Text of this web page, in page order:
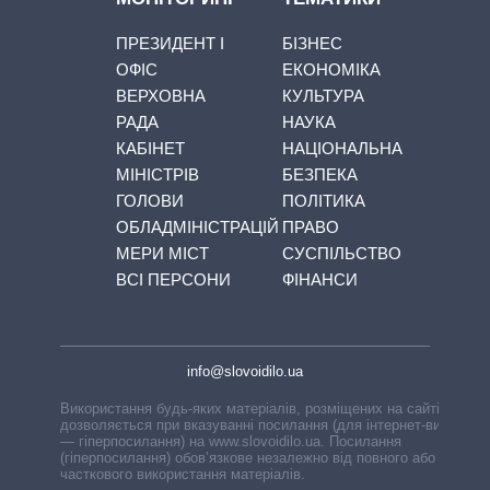
ПРЕЗИДЕНТ І
ОФІС
ВЕРХОВНА
РАДА
КАБІНЕТ
МІНІСТРІВ
ГОЛОВИ
ОБЛАДМІНІСТРАЦІЙ
МЕРИ МІСТ
ВСІ ПЕРСОНИ
БІЗНЕС
ЕКОНОМІКА
КУЛЬТУРА
НАУКА
НАЦІОНАЛЬНА
БЕЗПЕКА
ПОЛІТИКА
ПРАВО
СУСПІЛЬСТВО
ФІНАНСИ
info@slovoidilo.ua
Використання будь-яких матеріалів, розміщених на сайті,
дозволяється при вказуванні посилання (для інтернет-видань
— гіперпосилання) на www.slovoidilo.ua. Посилання
(гіперпосилання) обов’язкове незалежно від повного або
часткового використання матеріалів.